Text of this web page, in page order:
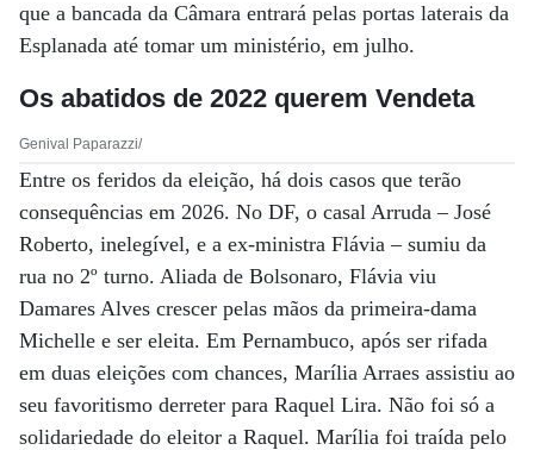
que a bancada da Câmara entrará pelas portas laterais da
Esplanada até tomar um ministério, em julho.
Os abatidos de 2022 querem Vendeta
Genival Paparazzi/
Entre os feridos da eleição, há dois casos que terão
consequências em 2026. No DF, o casal Arruda – José
Roberto, inelegível, e a ex-ministra Flávia – sumiu da
rua no 2º turno. Aliada de Bolsonaro, Flávia viu
Damares Alves crescer pelas mãos da primeira-dama
Michelle e ser eleita. Em Pernambuco, após ser rifada
em duas eleições com chances, Marília Arraes assistiu ao
seu favoritismo derreter para Raquel Lira. Não foi só a
solidariedade do eleitor a Raquel. Marília foi traída pelo